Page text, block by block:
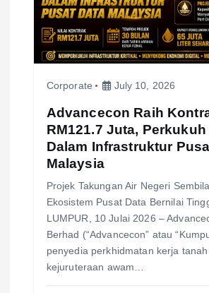
Corporate July 10, 2026
Advancecon Raih
RM121.7 Juta,
Dalam Infrastruktur
Malaysia
Projek Takungan Air Negeri
Ekosistem Pusat Data Bernilai
LUMPUR, 10 Julai 2026 –
Berhad (“Advancecon” atau
penyedia perkhidmatan kerja
kejuruteraan awam…